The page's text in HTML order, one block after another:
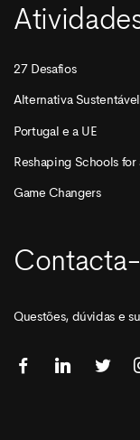
27 Desafios
Alternativa Sustentável
Portugal e a UE
Reshaping Schools
Game Changers
Questões, dúvidas e